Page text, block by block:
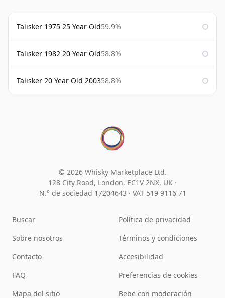
Talisker 1975 25 Year Old59.9%
Talisker 1982 20 Year Old58.8%
Talisker 20 Year Old 200358.8%
© 2026 Whisky Marketplace Ltd.
128 City Road, London, EC1V 2NX, UK ·
N.° de sociedad 17204643 · VAT 519 9116 71
Buscar
Sobre nosotros
Contacto
FAQ
Mapa del sitio
Política de privacidad
Términos y condiciones
Accesibilidad
Preferencias de cookies
Bebe con moderación